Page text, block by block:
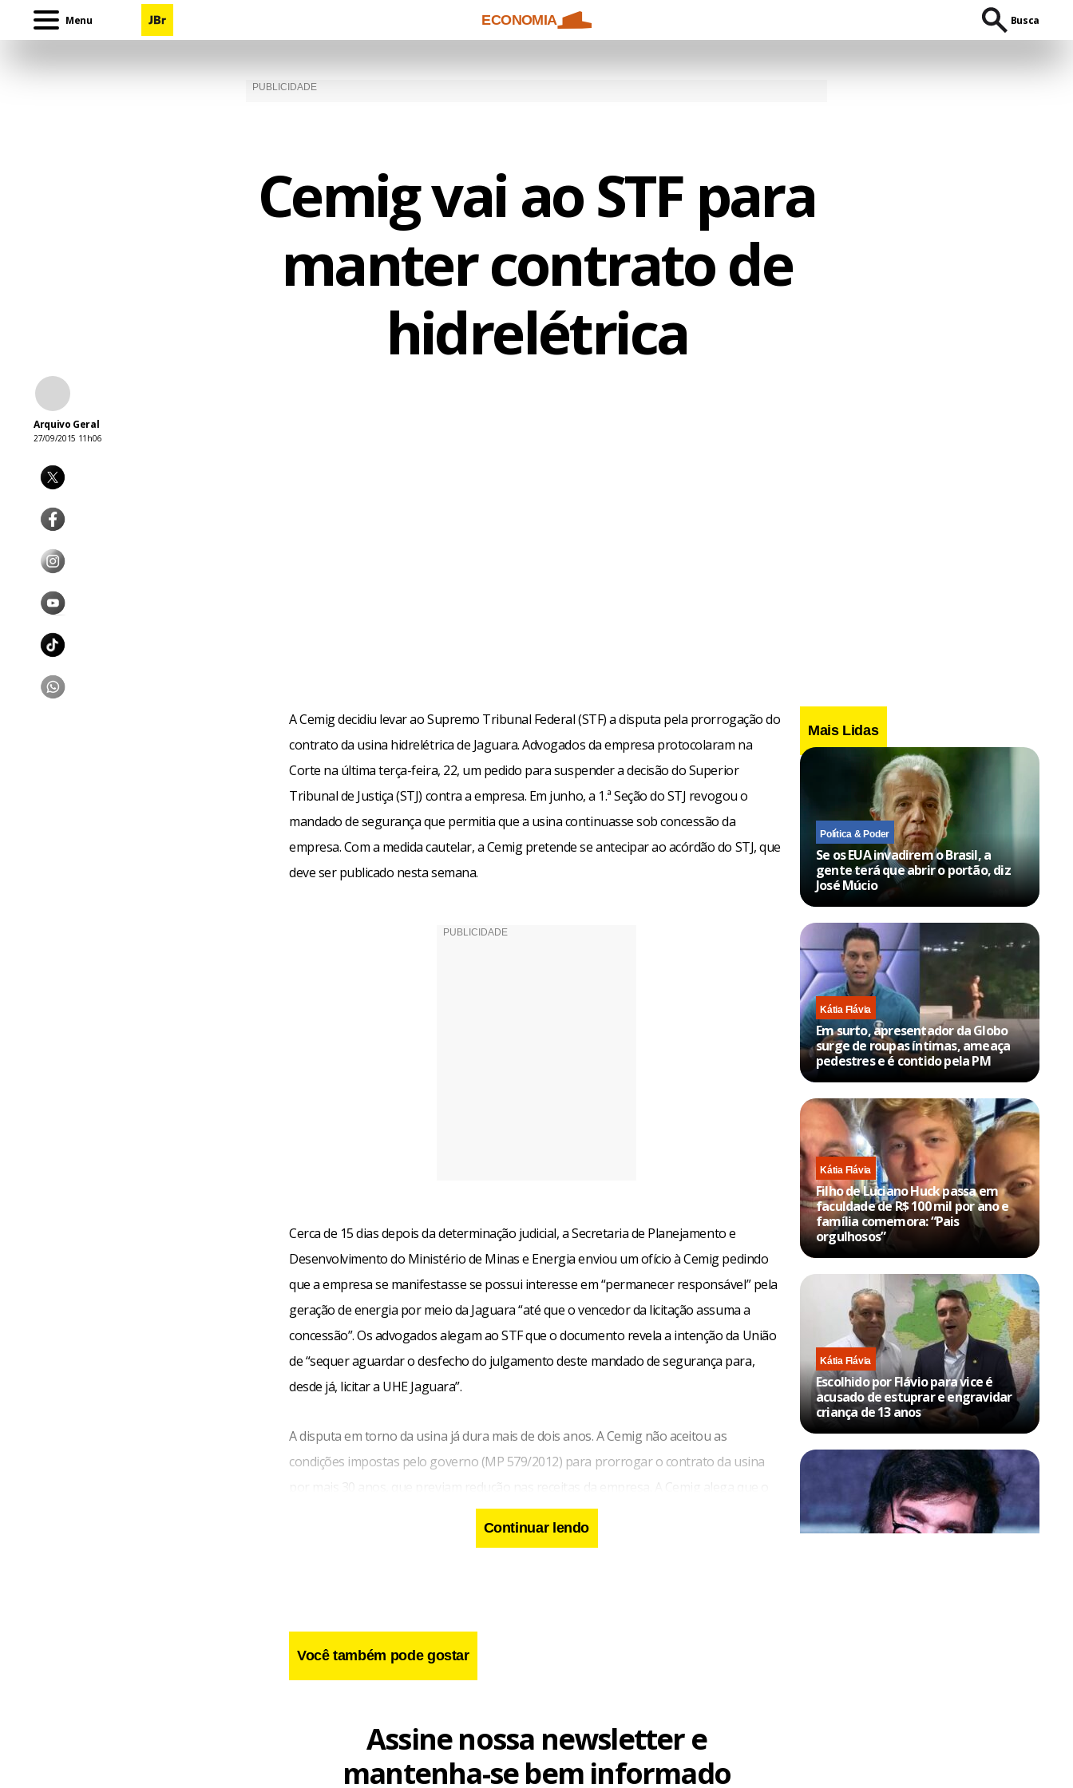
Menu ECONOMIA Busca
Cemig vai ao STF para
manter contrato de
hidrelétrica
Arquivo Geral
27/09/2015 11h06
A Cemig decidiu levar ao Supremo Tribunal Federal (STF) a disputa pela prorrogação do
contrato da usina hidrelétrica de Jaguara. Advogados da empresa protocolaram na
Corte na última terça-feira, 22, um pedido para suspender a decisão do Superior
Tribunal de Justiça (STJ) contra a empresa. Em junho, a 1.ª Seção do STJ revogou o
mandado de segurança que permitia que a usina continuasse sob concessão da
empresa. Com a medida cautelar, a Cemig pretende se antecipar ao acórdão do STJ, que
deve ser publicado nesta semana.
Cerca de 15 dias depois da determinação judicial, a Secretaria de Planejamento e
Desenvolvimento do Ministério de Minas e Energia enviou um ofício à Cemig pedindo
que a empresa se manifestasse se possui interesse em “permanecer responsável” pela
geração de energia por meio da Jaguara “até que o vencedor da licitação assuma a
concessão”. Os advogados alegam ao STF que o documento revela a intenção da União
de “sequer aguardar o desfecho do julgamento deste mandado de segurança para,
desde já, licitar a UHE Jaguara”.
A disputa em torno da usina já dura mais de dois anos. A Cemig não aceitou as
condições impostas pelo governo (MP 579/2012) para prorrogar o contrato da usina
por mais 30 anos, que previam redução nas receitas da empresa. A Cemig alega que o
contrato de Jaguara permite mais uma renovação automática por 20 anos sem redução
Continuar lendo
Você também pode gostar
Mais Lidas
Política & Poder
Se os EUA invadirem o Brasil, a
gente terá que abrir o portão, diz
José Múcio
Kátia Flávia
Em surto, apresentador da Globo
surge de roupas íntimas, ameaça
pedestres e é contido pela PM
Kátia Flávia
Filho de Luciano Huck passa em
faculdade de R$ 100 mil por ano e
família comemora: “Pais
orgulhosos”
Kátia Flávia
Escolhido por Flávio para vice é
acusado de estuprar e engravidar
criança de 13 anos
Assine nossa newsletter e
mantenha-se bem informado